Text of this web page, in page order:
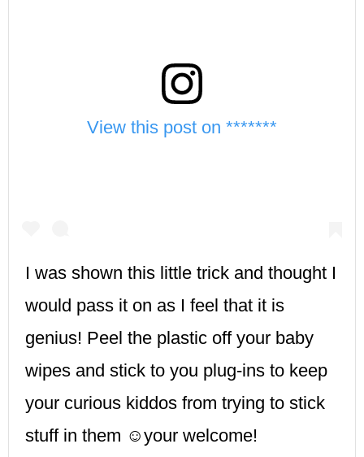
View this post on *******
I was shown this little trick and thought I
would pass it on as I feel that it is
genius! Peel the plastic off your baby
wipes and stick to you plug-ins to keep
your curious kiddos from trying to stick
stuff in them ☺️your welcome!